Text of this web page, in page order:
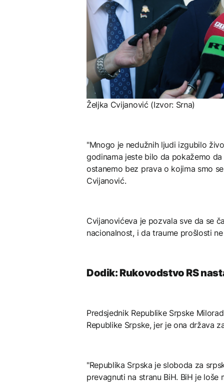
Željka Cvijanović (Izvor: Srna)
"Mnogo je nedužnih ljudi izgubilo
godinama jeste bilo da pokažemo
ostanemo bez prava o kojima smo
Cvijanović.
Cvijanovićeva je pozvala sve da se
nacionalnost, i da traume prošlosti
Dodik: Rukovodstvo RS
Predsjednik Republike Srpske
Republike Srpske, jer je ona država
"Republika Srpska je sloboda za
prevagnuti na stranu BiH. BiH je